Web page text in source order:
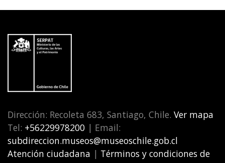
Dirección: Recoleta 683, Santiago, Chile. Ver mapa
Tel: +56229978200 | Email:
subdireccion.museos@museoschile.gob.cl
Atención ciudadana | Términos y condiciones de